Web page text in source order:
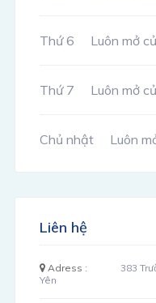
Thứ 6 Luôn mở
Thứ 7 Luôn mở
Chủ nhật Luôn
Liên hệ
Adress :
383
Yên